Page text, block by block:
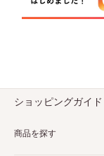
ショッピングガイド
商品を探す